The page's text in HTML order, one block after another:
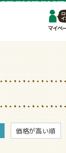
価格が高い順